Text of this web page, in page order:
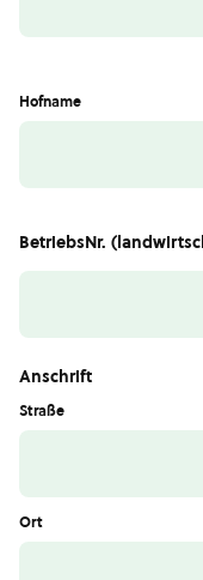
Hofname
BetriebsNr.
Anschrift
Straße
Ort